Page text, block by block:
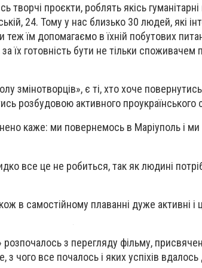
творчі проєкти, роблять якісь
24. Тому у нас близько 30 людей, які
їм допомагаємо в їхній побутових
їх готовність бути не тільки споживачем
змінотворців», є ті, хто хоче
розбудовою активного проукраїнського
каже: ми повернемось в Маріуполь і
все це не робиться, так як людині
в самостійному плаванні дуже активні і
розпочалось з перегляду фільму,
чого все почалось і яких успіхів вдалось